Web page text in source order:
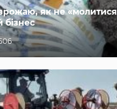
як не
бізнес